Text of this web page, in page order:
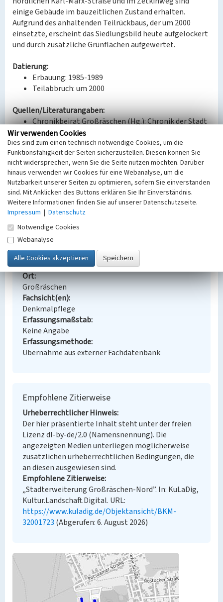
einige Gebäude im bauzeitlichen Zustand erhalten.
Aufgrund des anhaltenden Teilrückbaus, der um 2000
einsetzte, erscheint das Siedlungsbild heute aufgelockert
und durch zusätzliche Grünflächen aufgewertet.
Datierung:
Erbauung: 1985-1989
Teilabbruch: um 2000
Quellen/Literaturangaben:
Chronikbeirat Großräschen (Hg.): Chronik der Stadt
Großräschen, Großräschen 1999, S. 106ff.
Joswig, Wolfgang: Lausitzer Legende. Grube Ilse, die
Rückeroberung eines verlorenen Ortes, Cottbus
2016, S. 18f.
BKM-Nummer:32001723
(Erfassungsprojekt Lausitz, BLDAM 2023)
Stadterweiterung Großräschen-Nord
Schlagwörter
Siedlung
Ort
Großräschen
Fachsicht(en)
Denkmalpflege
Erfassungsmaßstab
Keine Angabe
Erfassungsmethode
Übernahme aus externer Fachdatenbank
Empfohlene Zitierweise
Urheberrechtlicher Hinweis
Der hier präsentierte Inhalt steht unter der freien
Lizenz dl-by-de/2.0 (Namensnennung). Die
angezeigten Medien unterliegen möglicherweise
zusätzlichen urheberrechtlichen Bedingungen, die
an diesen ausgewiesen sind.
Empfohlene Zitierweise
„Stadterweiterung Großräschen-Nord”. In: KuLaDig,
Kultur.Landschaft.Digital. URL:
https://www.kuladig.de/Objektansicht/BKM-
32001723 (Abgerufen: 6. August 2026)
Wir verwenden Cookies
Dies sind zum einen technisch notwendige Cookies, um die
Funktionsfähigkeit der Seiten sicherzustellen. Diesen können Sie
nicht widersprechen, wenn Sie die Seite nutzen möchten. Darüber
hinaus verwenden wir Cookies für eine Webanalyse, um die
Nutzbarkeit unserer Seiten zu optimieren, sofern Sie einverstanden
sind. Mit Anklicken des Buttons erklären Sie Ihr Einverständnis.
Weitere Informationen finden Sie auf unserer Datenschutzseite.
Impressum | Datenschutz
Notwendige Cookies
Webanalyse